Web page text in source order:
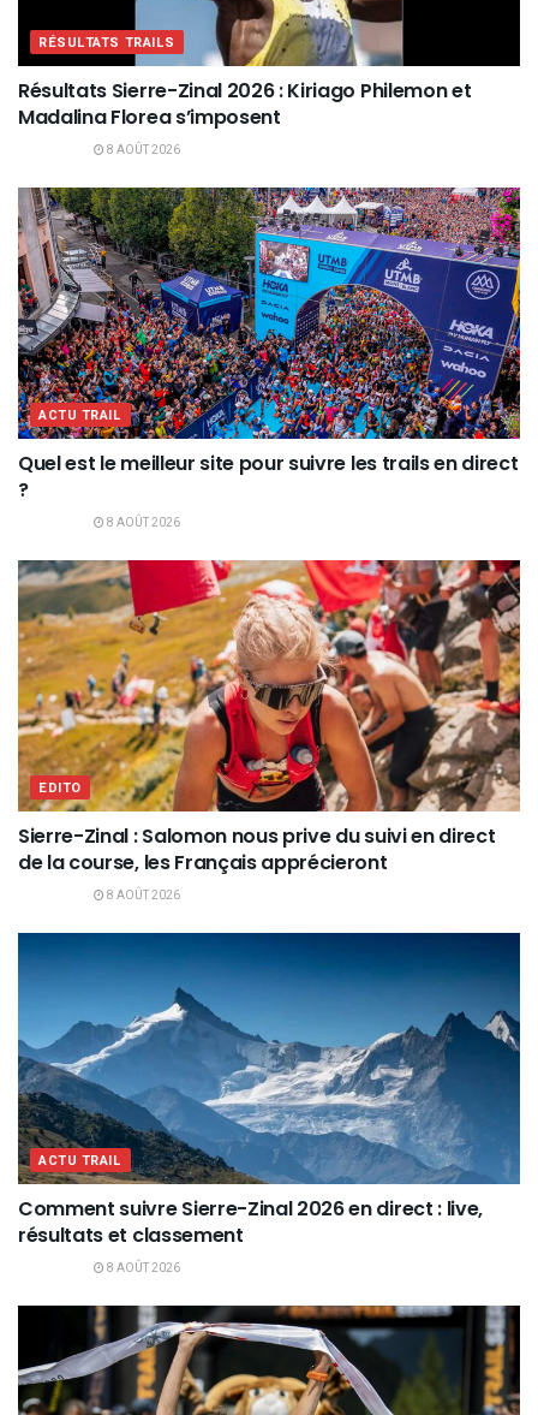
RÉSULTATS TRAILS
Résultats Sierre-Zinal 2026 : Kiriago Philemon et
Madalina Florea s’imposent
8 AOÛT 2026
ACTU TRAIL
Quel est le meilleur site pour suivre les trails en direct
?
8 AOÛT 2026
EDITO
Sierre-Zinal : Salomon nous prive du suivi en direct
de la course, les Français apprécieront
8 AOÛT 2026
ACTU TRAIL
Comment suivre Sierre-Zinal 2026 en direct : live,
résultats et classement
8 AOÛT 2026